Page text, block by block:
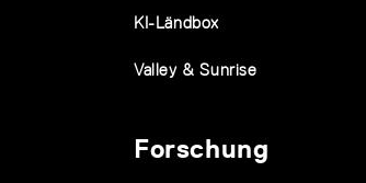
KI-Ländbox
Valley & Sunrise
Forschung